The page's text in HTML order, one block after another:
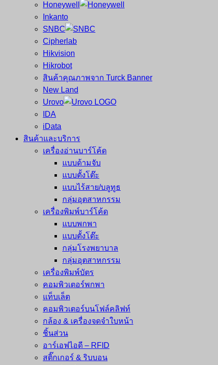
Honeywell
Inkanto
SNBC
Cipherlab
Hikvision
Hikrobot
สินค้าคุณภาพจาก Turck Banner
New Land
Urovo
IDA
iData
สินค้าและบริการ
เครื่องอ่านบาร์โค้ด
แบบด้ามจับ
แบบตั้งโต๊ะ
แบบไร้สาย/บลูทูธ
กลุ่มอุตสาหกรรม
เครื่องพิมพ์บาร์โค้ด
แบบพกพา
แบบตั้งโต๊ะ
กลุ่มโรงพยาบาล
กลุ่มอุตสาหกรรม
เครื่องพิมพ์บัตร
คอมพิวเตอร์พกพา
แท็บเล็ต
คอมพิวเตอร์บนโฟล์คลิฟท์
กล้อง & เครื่องจดจำใบหน้า
ชิ้นส่วน
อาร์เอฟไอดี – RFID
สติ๊กเกอร์ & ริบบอน